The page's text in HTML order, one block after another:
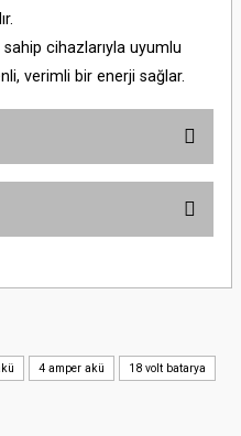
cihazlarıyla uyumlu
verimli bir enerji sağlar.
Yaz
4 amper akü 18 volt batarya